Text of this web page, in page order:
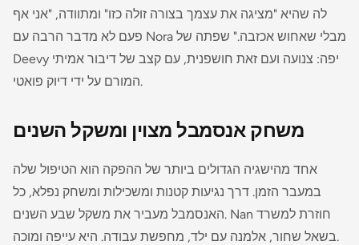
לה שהיא "מציגה את עצמך בצורה זולה כזו" ומתוודה, "אני אף
פעם לא מדבר הרבה עם Nora מבלי שאחוש אכזבה." שפתה של
Deevy יפה: צנועה ועם זאת חושפנית, עם קצב של דיבור אמיתי
המורם על ידי דיוק פואטי.
משחק אנסמבל מצוין ומשקל השנים
אחד מהישגיה הגדולים ביותר של ההפקה הוא הטיפול שלה
במעבר הזמן. דרך נגיעות קטנות ומשכילות ומשחק נפלא, כל
האנסמבל מעביר את משקל שבע השנים. Nan חוזרת למשרד
בשאל שחור, אלמנה עם ילד, מחפשת עבודה. היא עייפה ומוכה.